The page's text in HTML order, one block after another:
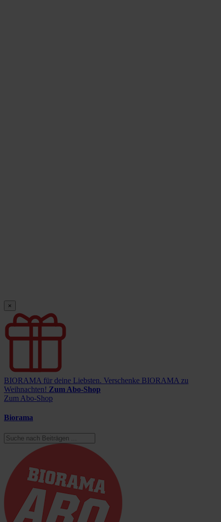
×
BIORAMA für deine Liebsten. Verschenke BIORAMA zu
Weihnachten! Zum Abo-Shop
Zum Abo-Shop
Biorama